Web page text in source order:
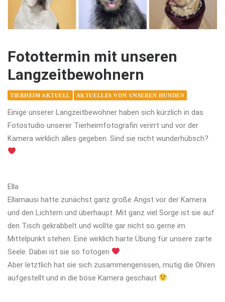
Fotottermin mit unseren
Langzeitbewohnern
TIERHEIM AKTUELL AKTUELLES VON UNSEREN HUNDEN
Einige unserer Langzeitbewohner haben sich kürzlich in das
Fotostudio unserer Tierheimfotografin verirrt und vor der
Kamera wirklich alles gegeben. Sind sie nicht wunderhübsch?
Ella
Ellamausi hatte zunächst ganz große Angst vor der Kamera
und den Lichtern und überhaupt. Mit ganz viel Sorge ist sie auf
den Tisch gekrabbelt und wollte gar nicht so gerne im
Mittelpunkt stehen. Eine wirklich harte Übung für unsere zarte
Seele. Dabei ist sie so fotogen
Aber letztlich hat sie sich zusammengerissen, mutig die Ohren
aufgestellt und in die böse Kamera geschaut